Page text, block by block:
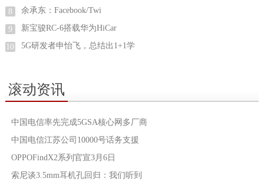
8 余承东：Facebook/Twi
9 新宝骏RC-6搭载华为HiCar
10 5G研发者申怡飞，总结出1+1学
滚动资讯
中国电信率先完成5GSA核心网多厂商
中国电信江苏公司10000号话务支援
OPPOFindX2系列官宣3月6日
索尼谈3.5mm耳机孔回归：我们听到